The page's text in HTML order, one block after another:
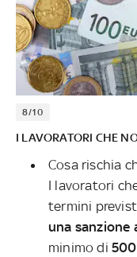
8/10
I LAVORATORI CHE
Cosa rischia
I lavoratori
termini
una sanzione
minimo di